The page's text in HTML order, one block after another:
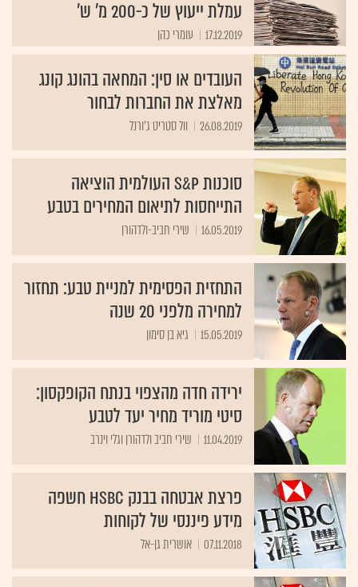
עמלת ייעוץ של כ-200 מ' ש'
17.12.2019 עומרי כהן
העובדים או סין: המחאה בהונג קונג
מאלצת את החברות לבחור
26.08.2019 וול סטריט ג'ורנל
סוכנות S&P העולמית הוציאה
התייחסות לתיאום המחירים בטבע
16.05.2019 שירי חביב-ולדהורן
התחזית הפסימית למניית טבע: תחזור
למחירה מלפני 20 שנה
15.05.2019 גיא בן סימון
ירידה חדה מהצפוי בנתח הקופקסון:
סיטי מוריד מחיר יעד לטבע
11.04.2019 שירי חביב ולדהורן וגלי וינרב
פרצת אבטחה בבנק HSBC חשפה
מידע פיננסי של לקוחות
07.11.2018 אושרית גן-אל